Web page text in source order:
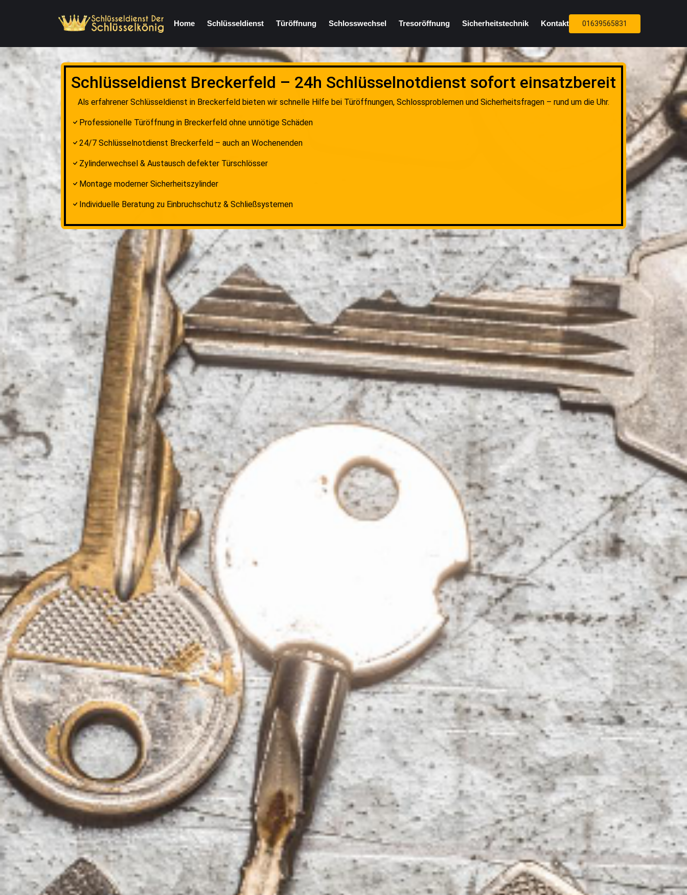
Home Schlüsseldienst Türöffnung Schlosswechsel Tresoröffnung Sicherheitstechnik Kontakt 01639565831
Schlüsseldienst Breckerfeld – 24h Schlüsselnotdienst sofort einsatzbereit
Als erfahrener Schlüsseldienst in Breckerfeld bieten wir schnelle Hilfe bei Türöffnungen, Schlossproblemen und Sicherheitsfragen – rund um die Uhr.
Professionelle Türöffnung in Breckerfeld ohne unnötige Schäden
24/7 Schlüsselnotdienst Breckerfeld – auch an Wochenenden
Zylinderwechsel & Austausch defekter Türschlösser
Montage moderner Sicherheitszylinder
Individuelle Beratung zu Einbruchschutz & Schließsystemen